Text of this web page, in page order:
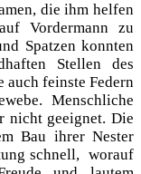
die ihm helfen
Vordermann zu
Spatzen konnten
Stellen des
auch feinste Federn
Menschliche
nicht geeignet. Die
Bau ihrer Nester
schnell, worauf